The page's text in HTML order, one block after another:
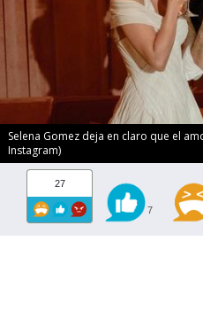
Selena Gomez deja en claro que el
Instagram)
27
7